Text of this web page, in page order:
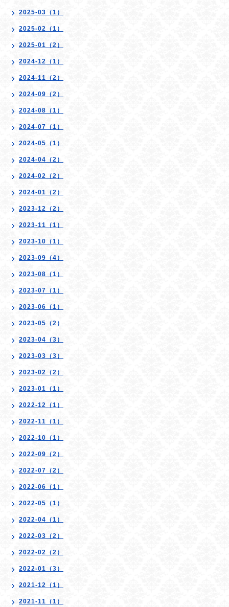
2025-03（1）
2025-02（1）
2025-01（2）
2024-12（1）
2024-11（2）
2024-09（2）
2024-08（1）
2024-07（1）
2024-05（1）
2024-04（2）
2024-02（2）
2024-01（2）
2023-12（2）
2023-11（1）
2023-10（1）
2023-09（4）
2023-08（1）
2023-07（1）
2023-06（1）
2023-05（2）
2023-04（3）
2023-03（3）
2023-02（2）
2023-01（1）
2022-12（1）
2022-11（1）
2022-10（1）
2022-09（2）
2022-07（2）
2022-06（1）
2022-05（1）
2022-04（1）
2022-03（2）
2022-02（2）
2022-01（3）
2021-12（1）
2021-11（1）